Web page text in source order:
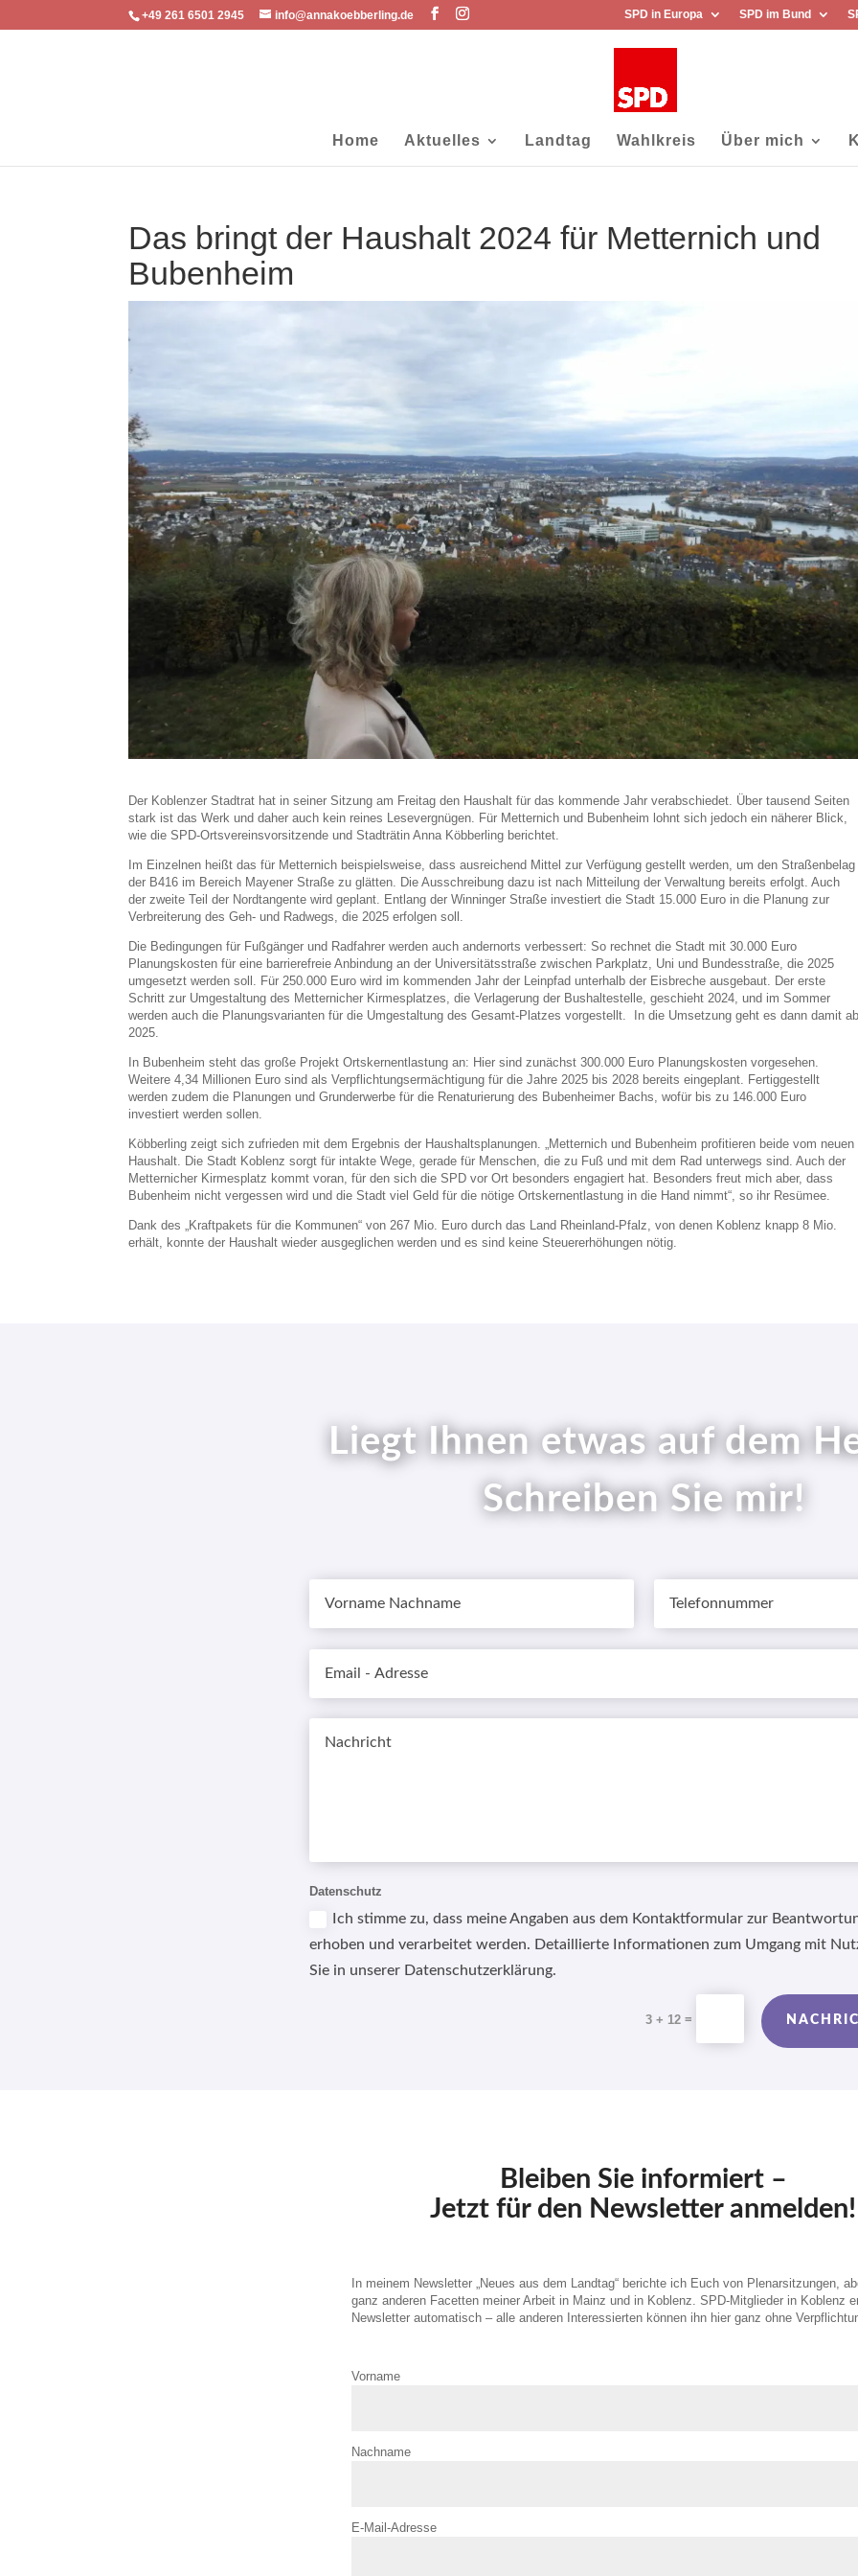
+49 261 6501 2945 info@annakoebberling.de SPD in Europa SPD im Bund
Home Aktuelles Landtag Wahlkreis Über mich
Das bringt der Haushalt 2024 für Metternich und
Bubenheim
Der Koblenzer Stadtrat hat in seiner Sitzung am Freitag den Haushalt für das kommende Jahr verabschiedet. Über tausend Seiten
stark ist das Werk und daher auch kein reines Lesevergnügen. Für Metternich und Bubenheim lohnt sich jedoch ein näherer Blick,
wie die SPD-Ortsvereinsvorsitzende und Stadträtin Anna Köbberling berichtet.
Im Einzelnen heißt das für Metternich beispielsweise, dass ausreichend Mittel zur Verfügung gestellt werden, um den Straßenbelag
der B416 im Bereich Mayener Straße zu glätten. Die Ausschreibung dazu ist nach Mitteilung der Verwaltung bereits erfolgt. Auch
der zweite Teil der Nordtangente wird geplant. Entlang der Winninger Straße investiert die Stadt 15.000 Euro in die Planung zur
Verbreiterung des Geh- und Radwegs, die 2025 erfolgen soll.
Die Bedingungen für Fußgänger und Radfahrer werden auch andernorts verbessert: So rechnet die Stadt mit 30.000 Euro
Planungskosten für eine barrierefreie Anbindung an der Universitätsstraße zwischen Parkplatz, Uni und Bundesstraße, die 2025
umgesetzt werden soll. Für 250.000 Euro wird im kommenden Jahr der Leinpfad unterhalb der Eisbreche ausgebaut. Der erste
Schritt zur Umgestaltung des Metternicher Kirmesplatzes, die Verlagerung der Bushaltestelle, geschieht 2024, und im Sommer
werden auch die Planungsvarianten für die Umgestaltung des Gesamt-Platzes vorgestellt. In die Umsetzung geht es dann damit
2025.
In Bubenheim steht das große Projekt Ortskernentlastung an: Hier sind zunächst 300.000 Euro Planungskosten vorgesehen.
Weitere 4,34 Millionen Euro sind als Verpflichtungsermächtigung für die Jahre 2025 bis 2028 bereits eingeplant. Fertiggestellt
werden zudem die Planungen und Grunderwerbe für die Renaturierung des Bubenheimer Bachs, wofür bis zu 146.000 Euro
investiert werden sollen.
Köbberling zeigt sich zufrieden mit dem Ergebnis der Haushaltsplanungen. „Metternich und Bubenheim profitieren beide vom neuen
Haushalt. Die Stadt Koblenz sorgt für intakte Wege, gerade für Menschen, die zu Fuß und mit dem Rad unterwegs sind. Auch der
Metternicher Kirmesplatz kommt voran, für den sich die SPD vor Ort besonders engagiert hat. Besonders freut mich aber, dass
Bubenheim nicht vergessen wird und die Stadt viel Geld für die nötige Ortskernentlastung in die Hand nimmt“, so ihr Resümee.
Dank des „Kraftpakets für die Kommunen“ von 267 Mio. Euro durch das Land Rheinland-Pfalz, von denen Koblenz knapp 8 Mio.
erhält, konnte der Haushalt wieder ausgeglichen werden und es sind keine Steuererhöhungen nötig.
Liegt Ihnen etwas auf dem
Schreiben Sie mir!
Datenschutz
Ich stimme zu, dass meine Angaben aus dem Kontaktformular zur
erhoben und verarbeitet werden. Detaillierte Informationen zum Umgang mit
Sie in unserer Datenschutzerklärung.
3 + 12 =
Bleiben Sie informiert –
Jetzt für den Newsletter anmelden!
In meinem Newsletter „Neues aus dem Landtag“ berichte ich Euch von Plenarsitzungen,
ganz anderen Facetten meiner Arbeit in Mainz und in Koblenz. SPD-Mitglieder in Koblenz
Newsletter automatisch – alle anderen Interessierten können ihn hier ganz ohne
Vorname
Nachname
E-Mail-Adresse